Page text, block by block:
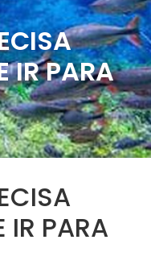
IR PARA
IR PARA